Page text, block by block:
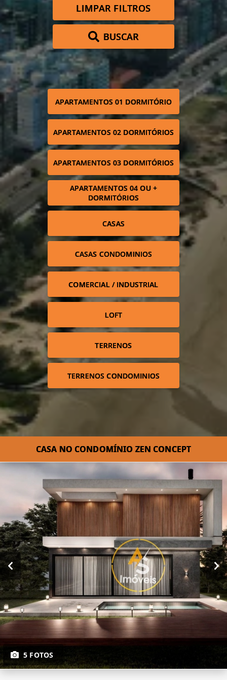
LIMPAR FILTROS
BUSCAR
APARTAMENTOS 01 DORMITÓRIO
APARTAMENTOS 02 DORMITÓRIOS
APARTAMENTOS 03 DORMITÓRIOS
APARTAMENTOS 04 OU +
DORMITÓRIOS
CASAS
CASAS CONDOMINIOS
COMERCIAL / INDUSTRIAL
LOFT
TERRENOS
TERRENOS CONDOMINIOS
CASA NO CONDOMÍNIO ZEN CONCEPT
5 FOTOS